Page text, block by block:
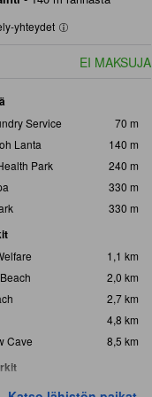
yhteydet
EI MAKSUJA
Service
70 m
Lanta
140 m
Park
240 m
330 m
330 m
1,1 km
2,0 km
2,7 km
4,8 km
Cave
8,5 km
140 m